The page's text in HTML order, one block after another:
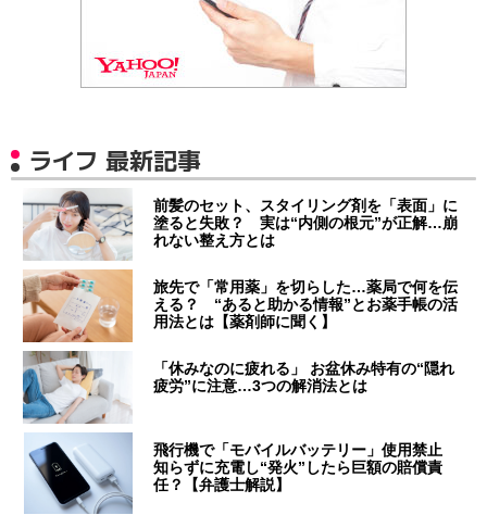
ライフ 最新記事
前髪のセット、スタイリング剤を「表面」に
塗ると失敗？ 実は“内側の根元”が正解…崩
れない整え方とは
旅先で「常用薬」を切らした…薬局で何を伝
える？ “あると助かる情報”とお薬手帳の活
用法とは【薬剤師に聞く】
「休みなのに疲れる」 お盆休み特有の“隠れ
疲労”に注意…3つの解消法とは
飛行機で「モバイルバッテリー」使用禁止
知らずに充電し“発火”したら巨額の賠償責
任？【弁護士解説】